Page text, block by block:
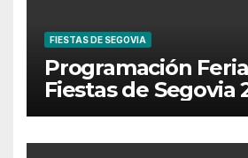
FIESTAS DE SEGOVIA
Programación
Fiestas de Segovia
de Junio